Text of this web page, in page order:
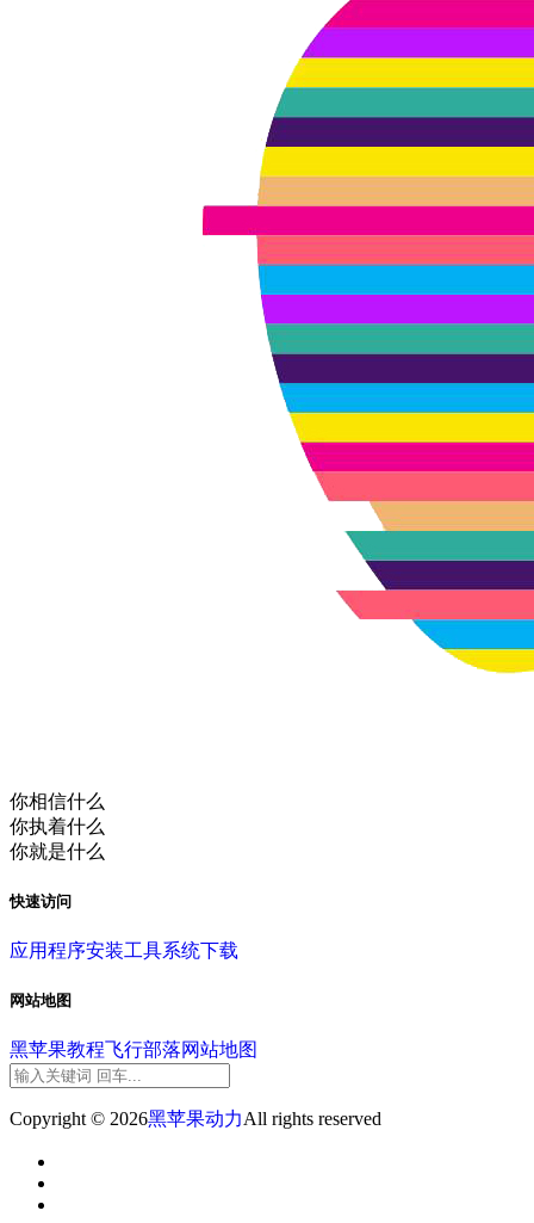
你相信什么
你执着什么
你就是什么
快速访问
应用程序安装工具系统下载
网站地图
黑苹果教程飞行部落网站地图
Copyright © 2026黑苹果动力All rights reserved